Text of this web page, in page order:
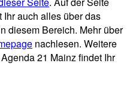
Ihr auch alles über das
diesem Bereich. Mehr über
nachlesen. Weitere
21 Mainz findet Ihr